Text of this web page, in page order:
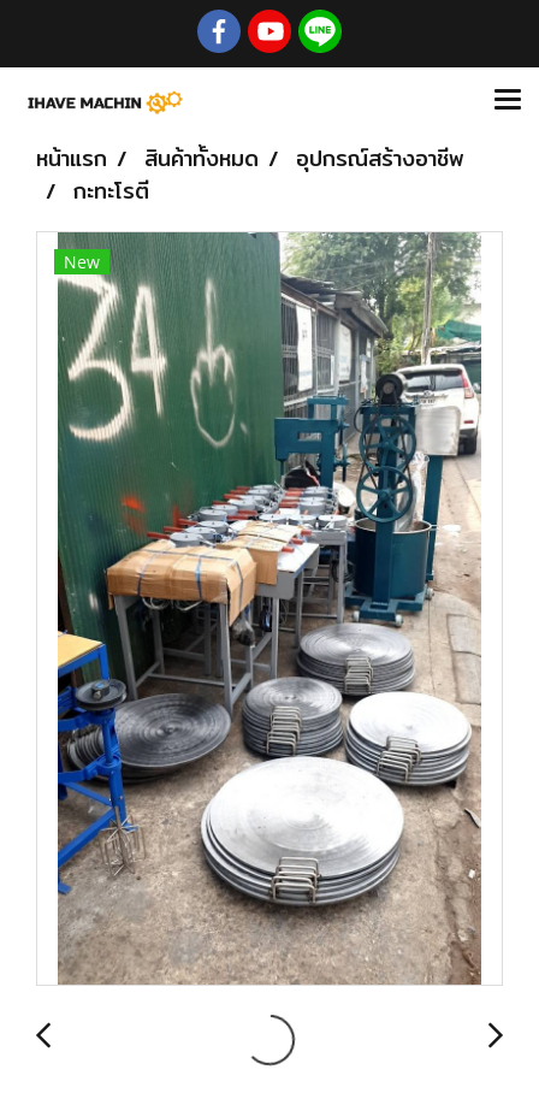
หน้าแรก สินค้าทั้งหมด
อุปกรณ์สร้างอาชีพ
กะทะโรตี
New